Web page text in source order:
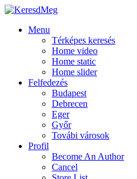
Menu
Térképes keresés
Home video
Home static
Home slider
Felfedezés
Budapest
Debrecen
Eger
Győr
Továbi városok
Profil
Become An Author
Cancel